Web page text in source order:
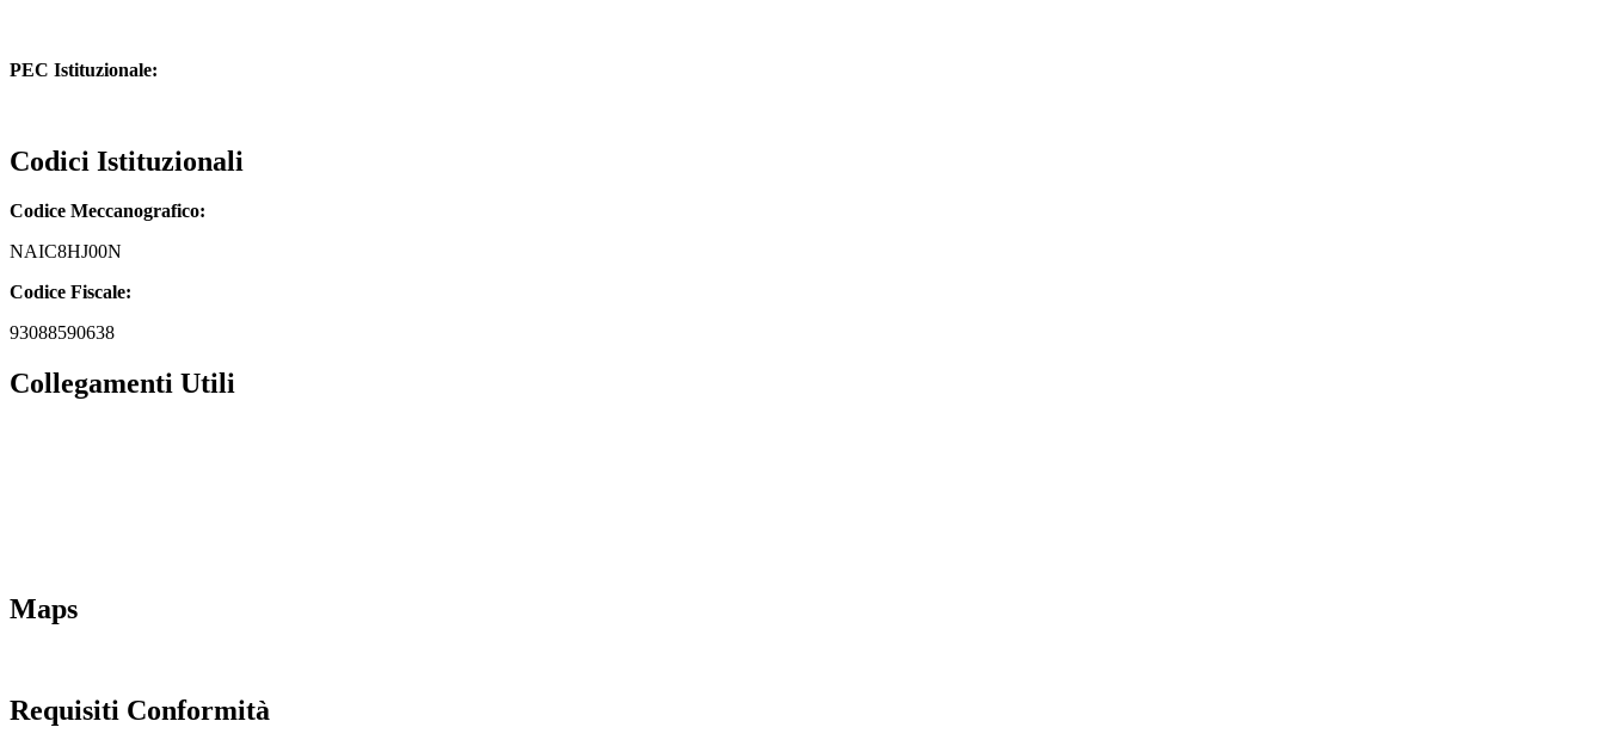
PEC Istituzionale:
Codici Istituzionali
Codice Meccanografico:
NAIC8HJ00N
Codice Fiscale:
93088590638
Collegamenti Utili
Maps
Requisiti Conformità